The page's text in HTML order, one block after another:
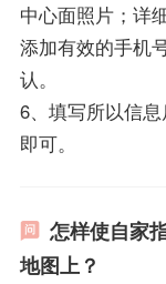
中心面照片；详
添加有效的手机
认。
6、填写所以信
即可。
怎样使自家
地图上？